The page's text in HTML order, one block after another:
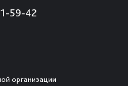
59-42
организации